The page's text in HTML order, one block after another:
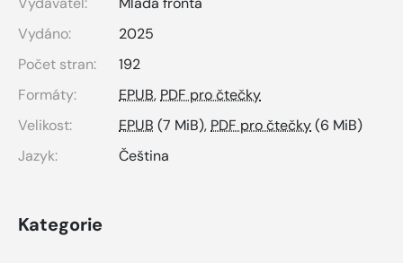
Vydáno:
2025
Počet stran:
192
Formáty:
EPUB, PDF pro čtečky
Velikost:
EPUB (7 MiB), PDF pro čtečky(6 MiB)
Jazyk:
Čeština
Kategorie